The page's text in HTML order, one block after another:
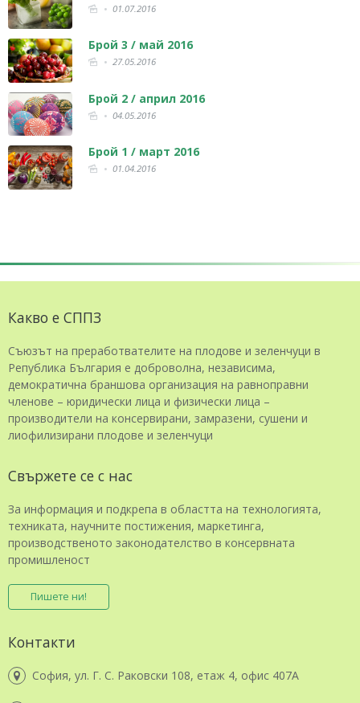
01.07.2016
Брой 3 / май 2016
27.05.2016
Брой 2 / април 2016
04.05.2016
Брой 1 / март 2016
01.04.2016
Какво е СППЗ
Съюзът на преработвателите на плодове и зеленчуци в
Република България е доброволна, независима,
демократична браншова организация на равноправни
членове – юридически лица и физически лица –
производители на консервирани, замразени, сушени и
лиофилизирани плодове и зеленчуци
Свържете се с нас
За информация и подкрепа в областта на технологията,
техниката, научните постижения, маркетинга,
производственото законодателство в консервната
промишленост
Пишете ни!
Контакти
София, ул. Г. С. Раковски 108, етаж 4, офис 407А